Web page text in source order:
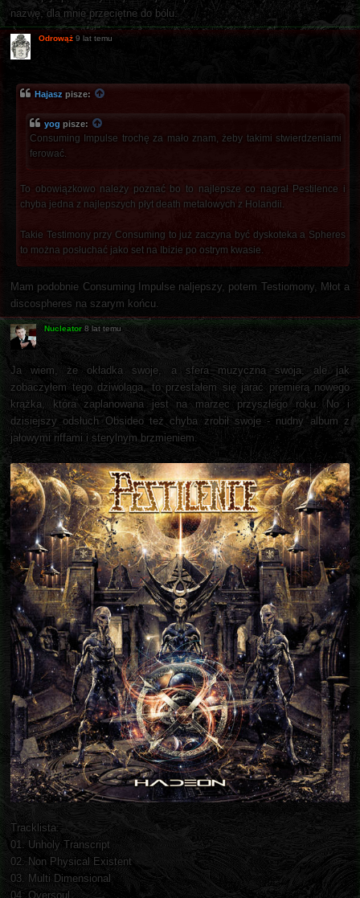
nazwę, dla mnie przeciętne do bólu.
Odrowąż 9 lat temu
Hajasz pisze:
yog pisze:
Consuming Impulse trochę za mało znam, żeby takimi stwierdzeniami
ferować.
To obowiązkowo należy poznać bo to najlepsze co nagrał Pestilence i
chyba jedna z najlepszych płyt death metalowych z Holandii.
Takie Testimony przy Consuming to już zaczyna być dyskoteka a Spheres
to można posłuchać jako set na Ibizie po ostrym kwasie.
Mam podobnie Consuming Impulse naljepszy, potem Testiomony, Młot a
discospheres na szarym końcu.
Nucleator 8 lat temu
Ja wiem, że okładka swoje, a sfera muzyczna swoja, ale jak
zobaczyłem tego dziwoląga, to przestałem się jarać premierą nowego
krążka, która zaplanowana jest na marzec przyszłego roku. No i
dzisiejszy odsłuch Obsideo też chyba zrobił swoje - nudny album z
jałowymi riffami i sterylnym brzmieniem.
Tracklista:
01. Unholy Transcript
02. Non Physical Existent
03. Multi Dimensional
04. Oversoul